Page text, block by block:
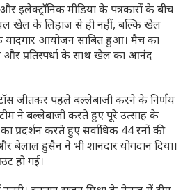
इलेक्ट्रॉनिक मीडिया के पत्रकारों के बीच
खेल के लिहाज से ही नहीं, बल्कि खेल
यादगार आयोजन साबित हुआ। मैच का
और प्रतिस्पर्धा के साथ खेल का आनंद
जीतकर पहले बल्लेबाजी करने के निर्णय
टीम ने बल्लेबाजी करते हुए पूरे उत्साह के
करते हुए सर्वाधिक 44 रनों की
हुसैन ने भी शानदार योगदान दिया।
हो गई।